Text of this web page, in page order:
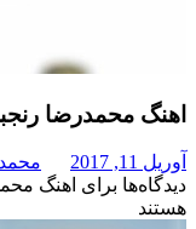
رنجبر
محمدرضا
برای اهنگ محمدرضا